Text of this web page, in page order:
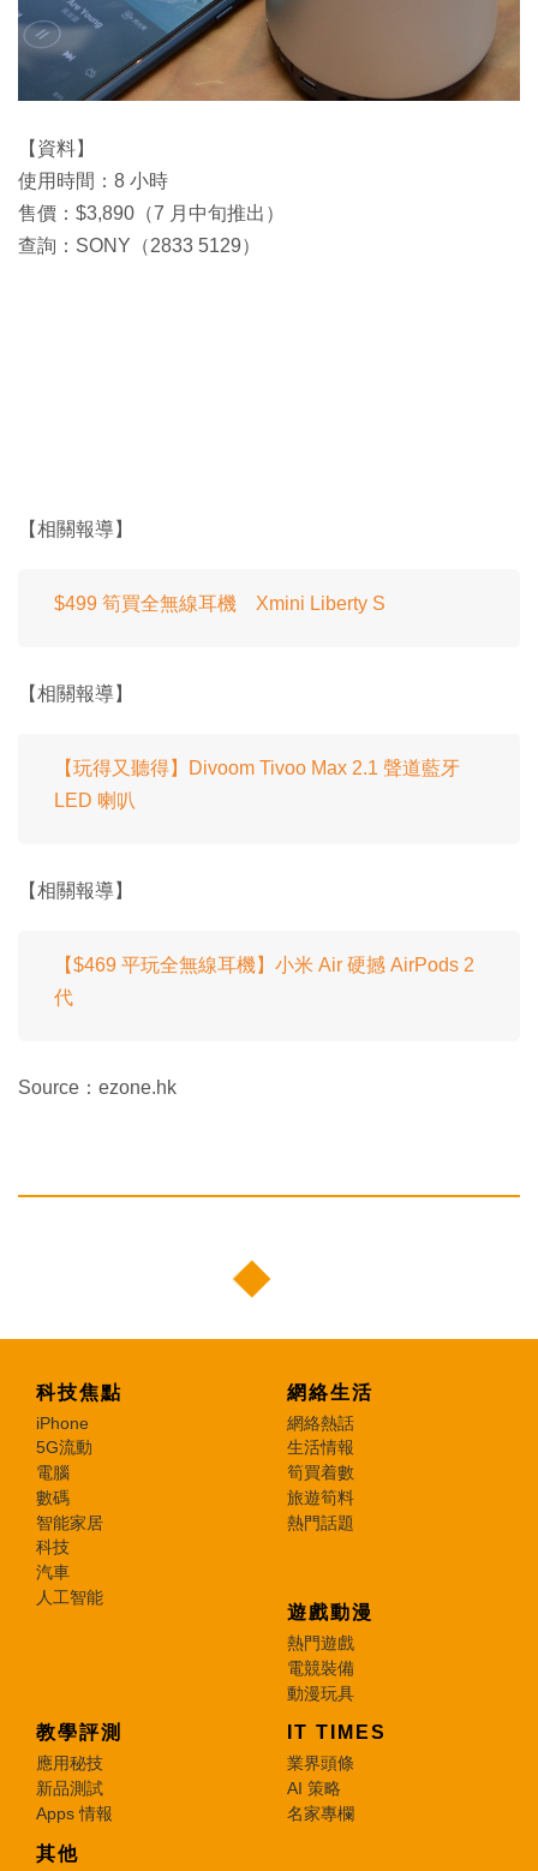
【資料】
使用時間：8 小時
售價：$3,890（7 月中旬推出）
查詢：SONY（2833 5129）
【相關報導】
$499 筍買全無線耳機 Xmini Liberty S
【相關報導】
【玩得又聽得】Divoom Tivoo Max 2.1 聲道藍牙
LED 喇叭
【相關報導】
【$469 平玩全無線耳機】小米 Air 硬撼 AirPods 2
代
Source：ezone.hk
科技焦點
iPhone
5G流動
電腦
數碼
智能家居
科技
汽車
人工智能
網絡生活
網絡熱話
生活情報
筍買着數
旅遊筍料
熱門話題
遊戲動漫
熱門遊戲
電競裝備
動漫玩具
教學評測
應用秘技
新品測試
Apps 情報
IT TIMES
業界頭條
AI 策略
名家專欄
其他